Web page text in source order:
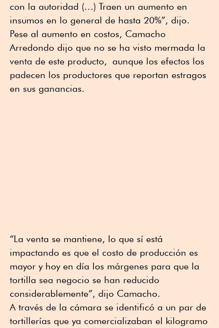
con la autoridad (…) Traen un aumento en
insumos en lo general de hasta 20%”, dijo.
Pese al aumento en costos, Camacho
Arredondo dijo que no se ha visto mermada la
venta de este producto, aunque los efectos los
padecen los productores que reportan estragos
en sus ganancias.
“La venta se mantiene, lo que sí está
impactando es que el costo de producción es
mayor y hoy en día los márgenes para que la
tortilla sea negocio se han reducido
considerablemente”, dijo Camacho.
A través de la cámara se identificó a un par de
tortillerías que ya comercializaban el kilogramo